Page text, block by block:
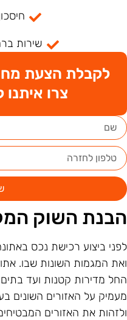
שירות
לקבלת הצעת
צרו
השוק
ביצוע רכישת נכס
המגמות השונות שבו.
מדירות קטנות ועד
על האזורים השונים
את האזורים